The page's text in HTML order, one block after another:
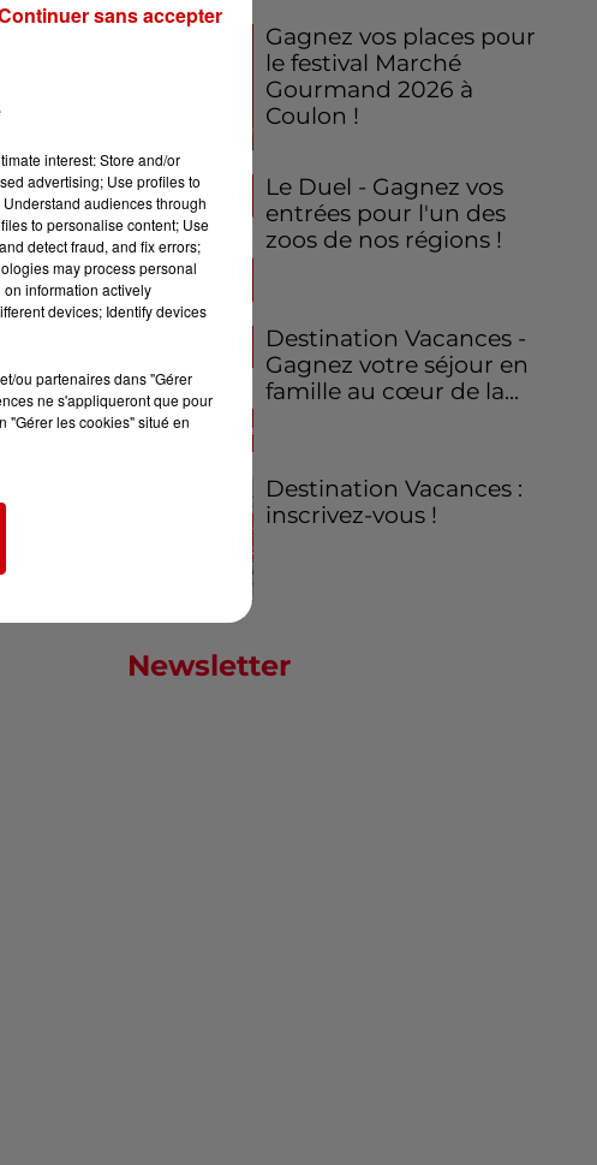
Gagnez vos places pour
le festival Marché
Gourmand 2026 à
Coulon !
Le Duel - Gagnez vos
entrées pour l'un des
zoos de nos régions !
Destination Vacances -
Gagnez votre séjour en
famille au cœur de la...
Destination Vacances :
inscrivez-vous !
Newsletter
interest: Store and/or
advertising; Use profiles to
audiences through
to personalise content; Use
detect fraud, and fix errors;
may process personal
information actively
devices; Identify devices
ou partenaires dans "Gérer
ne s'appliqueront que pour
"Gérer les cookies" situé en
sans accepter